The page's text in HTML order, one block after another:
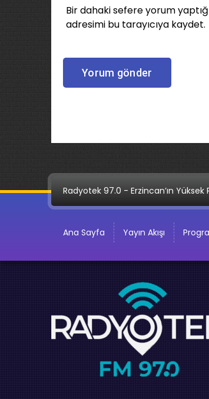
Bir dahaki sefere yorum
adresimi bu tarayıcıya kaydet.
Radyotek 97.0 - Erzincan’ın Yüksek
Ana Sayfa Yayın Akışı